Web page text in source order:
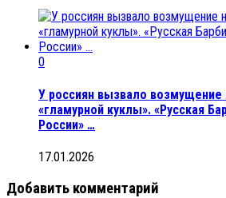
0
У россиян вызвало возмущение
«гламурной куклы». «Русская
России» …
17.01.2026
Добавить комментарий